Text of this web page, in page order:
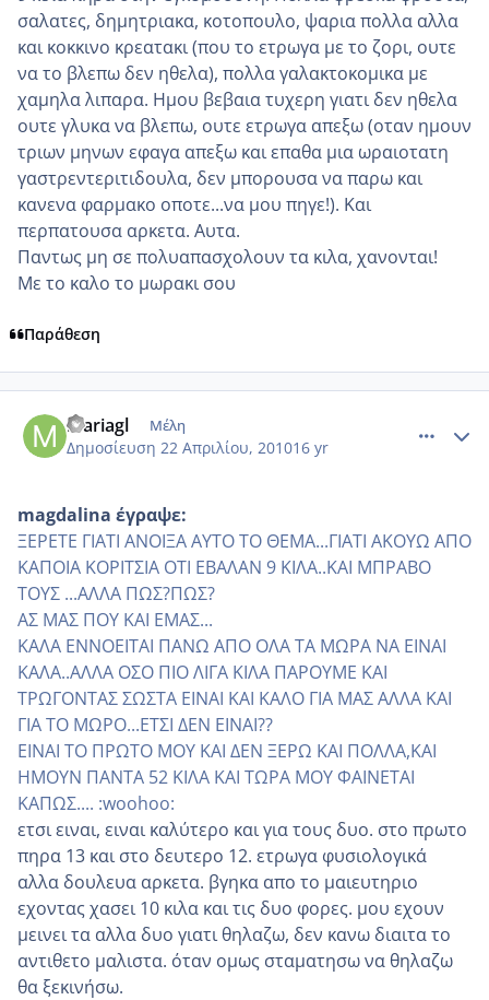
σαλατες, δημητριακα, κοτοπουλο, ψαρια πολλα αλλα
και κοκκινο κρεατακι (που το ετρωγα με το ζορι, ουτε
να το βλεπω δεν ηθελα), πολλα γαλακτοκομικα με
χαμηλα λιπαρα. Ημου βεβαια τυχερη γιατι δεν ηθελα
ουτε γλυκα να βλεπω, ουτε ετρωγα απεξω (οταν ημουν
τριων μηνων εφαγα απεξω και επαθα μια ωραιοτατη
γαστρεντεριτιδουλα, δεν μπορουσα να παρω και
κανενα φαρμακο οποτε...να μου πηγε!). Και
περπατουσα αρκετα. Αυτα.
Παντως μη σε πολυαπασχολουν τα κιλα, χανονται!
Με το καλο το μωρακι σου
Παράθεση
mariagl Μέλη
Δημοσίευση 22 Απριλίου, 201016 yr
magdalina έγραψε:
ΞΕΡΕΤΕ ΓΙΑΤΙ ΑΝΟΙΞΑ ΑΥΤΟ ΤΟ ΘΕΜΑ...ΓΙΑΤΙ ΑΚΟΥΩ ΑΠΟ
ΚΑΠΟΙΑ ΚΟΡΙΤΣΙΑ ΟΤΙ ΕΒΑΛΑΝ 9 ΚΙΛΑ..ΚΑΙ ΜΠΡΑΒΟ
ΤΟΥΣ ...ΑΛΛΑ ΠΩΣ?ΠΩΣ?
ΑΣ ΜΑΣ ΠΟΥ ΚΑΙ ΕΜΑΣ...
ΚΑΛΑ ΕΝΝΟΕΙΤΑΙ ΠΑΝΩ ΑΠΟ ΟΛΑ ΤΑ ΜΩΡΑ ΝΑ ΕΙΝΑΙ
ΚΑΛΑ..ΑΛΛΑ ΟΣΟ ΠΙΟ ΛΙΓΑ ΚΙΛΑ ΠΑΡΟΥΜΕ ΚΑΙ
ΤΡΩΓΟΝΤΑΣ ΣΩΣΤΑ ΕΙΝΑΙ ΚΑΙ ΚΑΛΟ ΓΙΑ ΜΑΣ ΑΛΛΑ ΚΑΙ
ΓΙΑ ΤΟ ΜΩΡΟ...ΕΤΣΙ ΔΕΝ ΕΙΝΑΙ??
ΕΙΝΑΙ ΤΟ ΠΡΩΤΟ ΜΟΥ ΚΑΙ ΔΕΝ ΞΕΡΩ ΚΑΙ ΠΟΛΛΑ,ΚΑΙ
ΗΜΟΥΝ ΠΑΝΤΑ 52 ΚΙΛΑ ΚΑΙ ΤΩΡΑ ΜΟΥ ΦΑΙΝΕΤΑΙ
ΚΑΠΩΣ.... :woohoo:
ετσι ειναι, ειναι καλύτερο και για τους δυο. στο πρωτο
πηρα 13 και στο δευτερο 12. ετρωγα φυσιολογικά
αλλα δουλευα αρκετα. βγηκα απο το μαιευτηριο
εχοντας χασει 10 κιλα και τις δυο φορες. μου εχουν
μεινει τα αλλα δυο γιατι θηλαζω, δεν κανω διαιτα το
αντιθετο μαλιστα. όταν ομως σταματησω να θηλαζω
θα ξεκινήσω.